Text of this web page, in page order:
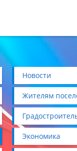
Новости
Жителям
Экономика